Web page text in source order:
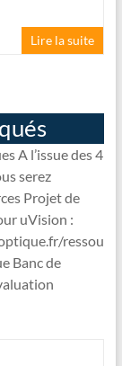
Lire la suite
A l’issue des 4
serez
Projet de
uVision :
ressou
Banc de